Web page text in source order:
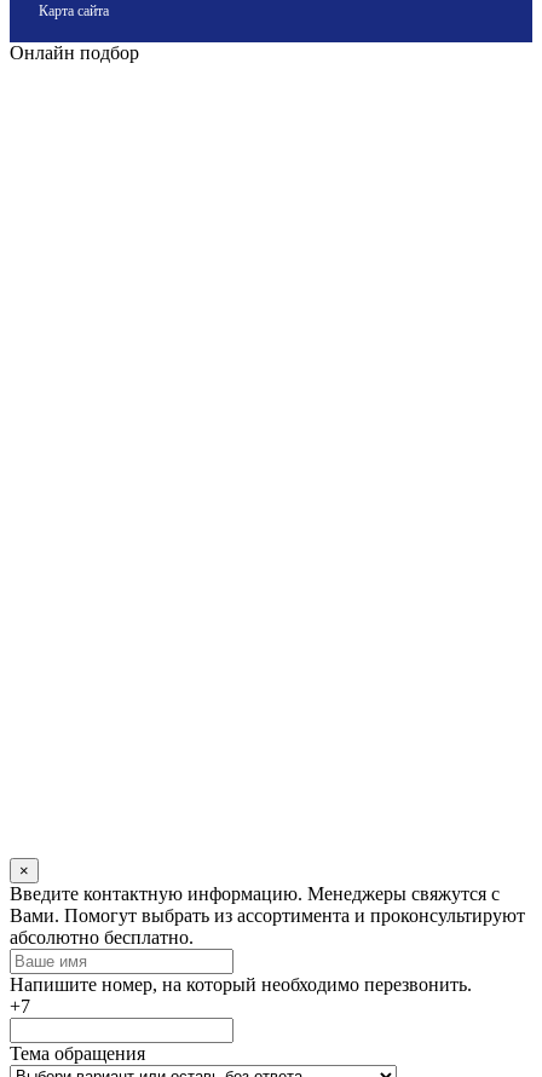
Карта сайта
Онлайн подбор
×
Оставьте
это
поле
пустым
Введите контактную информацию. Менеджеры свяжутся с
Вами. Помогут выбрать из ассортимента и проконсультируют
абсолютно бесплатно.
Напишите номер, на который необходимо перезвонить.
+7
Тема обращения